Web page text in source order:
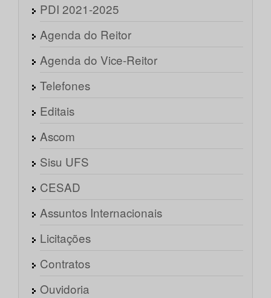
PDI 2021-2025
Agenda do Reitor
Agenda do Vice-Reitor
Telefones
Editais
Ascom
Sisu UFS
CESAD
Assuntos Internacionais
Licitações
Contratos
Ouvidoria